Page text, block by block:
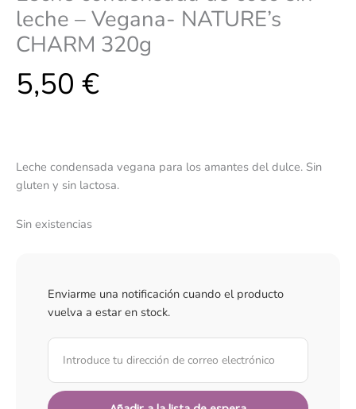
leche – Vegana- NATURE’s
CHARM 320g
5,50 €
Leche condensada vegana para los amantes del dulce. Sin
gluten y sin lactosa.
Sin existencias
Enviarme una notificación cuando el producto
vuelva a estar en stock.